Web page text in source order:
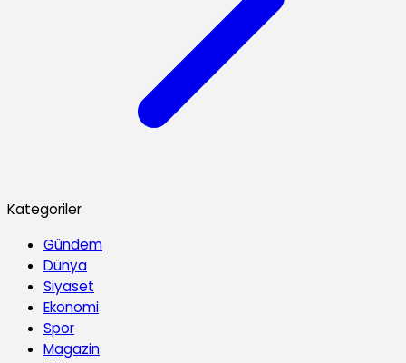
Kategoriler
Gündem
Dünya
Siyaset
Ekonomi
Spor
Magazin